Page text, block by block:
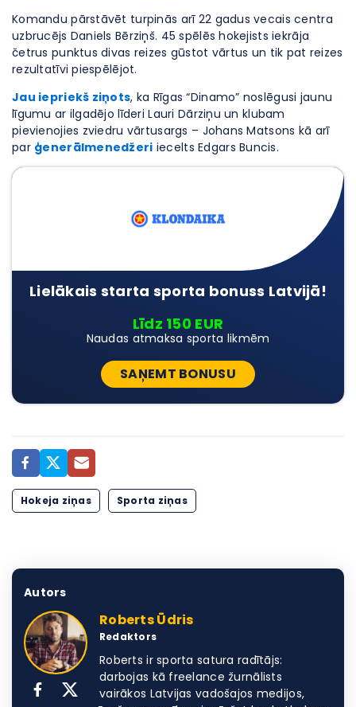
Komandu pārstāvēt turpinās arī 22 gadus vecais centra
uzbrucējs Daniels Bērziņš. 45 spēlēs hokejists iekrāja
četrus punktus divas reizes gūstot vārtus un tik pat reizes
rezultatīvi piespēlējot.
Jau iepriekš ziņots, ka Rīgas “Dinamo” noslēgusi jaunu
līgumu ar ilgadējo līderi Lauri Dārziņu un klubam
pievienojies zviedru vārtusargs – Johans Matsons kā arī
par ģenerālmenedžeri iecelts Edgars Buncis.
Lielākais starta sporta bonuss Latvijā!
Līdz 150 EUR
Naudas atmaksa sporta likmēm
SAŅEMT BONUSU
Hokeja ziņas Sporta ziņas
Autors
Roberts Ūdris
Redaktors
Roberts ir sporta satura radītājs:
darbojas kā freelance žurnālists
vairākos Latvijas vadošajos medijos,